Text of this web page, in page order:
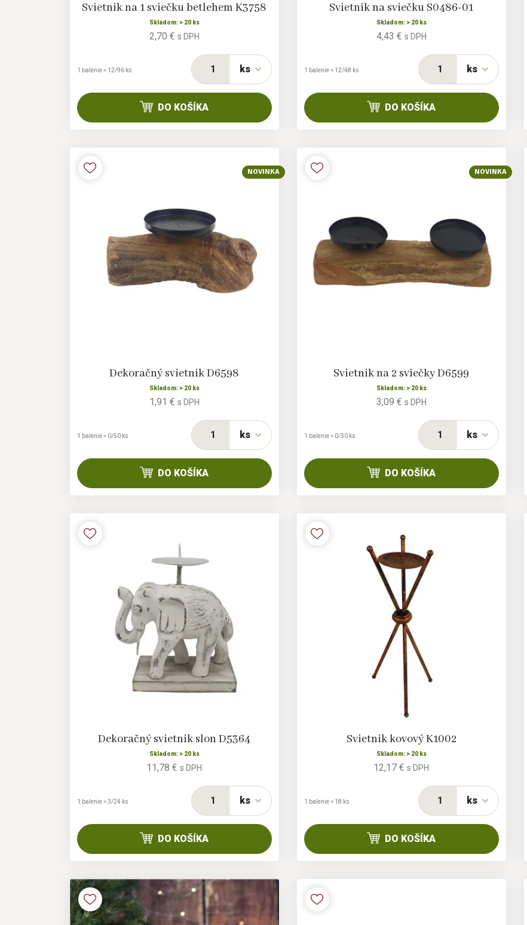
Svietnik na 1 sviečku betlehem K3758
Skladom: > 20 ks
2,70 € s DPH
ks
1 balenie = 12/96 ks
DO KOŠÍKA
Svietnik na sviečku S0486-01
Skladom: > 20 ks
4,43 € s DPH
ks
1 balenie = 12/48 ks
DO KOŠÍKA
NOVINKA
Dekoračný svietnik D6598
Skladom: > 20 ks
1,91 € s DPH
ks
1 balenie = 0/50 ks
DO KOŠÍKA
NOVINKA
Svietnik na 2 sviečky D6599
Skladom: > 20 ks
3,09 € s DPH
ks
1 balenie = 0/30 ks
DO KOŠÍKA
Dekoračný svietnik slon D5364
Skladom: > 20 ks
11,78 €s DPH
ks
1 balenie = 3/24 ks
DO KOŠÍKA
Svietnik kovový K1002
Skladom: > 20 ks
12,17 €s DPH
ks
1 balenie = 18 ks
DO KOŠÍKA